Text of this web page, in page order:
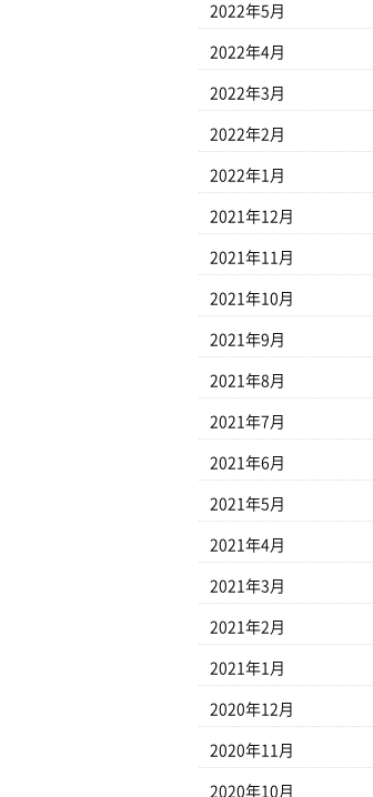
2022年5月
2022年4月
2022年3月
2022年2月
2022年1月
2021年12月
2021年11月
2021年10月
2021年9月
2021年8月
2021年7月
2021年6月
2021年5月
2021年4月
2021年3月
2021年2月
2021年1月
2020年12月
2020年11月
2020年10月